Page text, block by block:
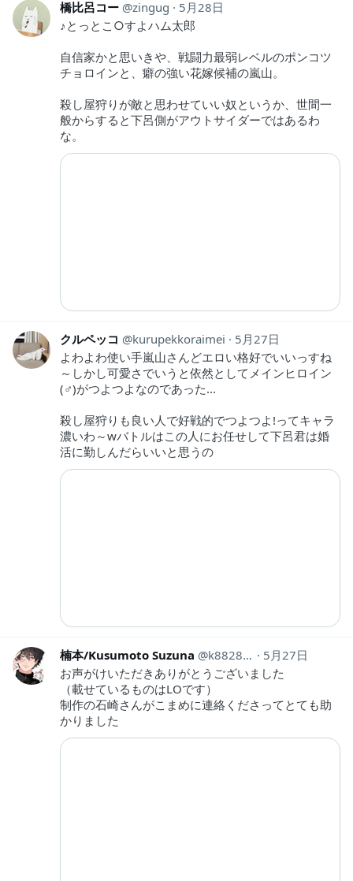
橋比呂コー zingug
5月28日
♪とっとこ○すよハム太郎
自信家かと思いきや、戦闘力最弱レベルのポンコツ
チョロインと、癖の強い花嫁候補の嵐山。
殺し屋狩りが敵と思わせていい奴というか、世間一
般からすると下呂側がアウトサイダーではあるわ
な。
クルペッコ kurupekkoraimei
5月27日
よわよわ使い手嵐山さんどエロい格好でいいっすね
～しかし可愛さでいうと依然としてメインヒロイン
(♂︎)がつよつよなのであった...
殺し屋狩りも良い人で好戦的でつよつよ!ってキャラ
濃いわ～wバトルはこの人にお任せして下呂君は婚
活に勤しんだらいいと思うの
楠本/Kusumoto Suzuna k88280413
5月27日
お声がけいただきありがとうございました
（載せているものはLOです）
制作の石崎さんがこまめに連絡くださってとても助
かりました